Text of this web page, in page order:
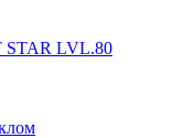
STAR LVL.80